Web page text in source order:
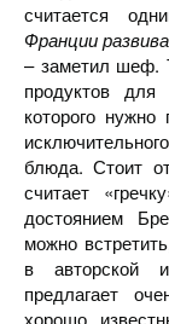
считается
Франции
– заметил шеф.
продуктов
которого
блюда. Стоит
считает
достоянием
можно
в авторской
предлагает
хорошо